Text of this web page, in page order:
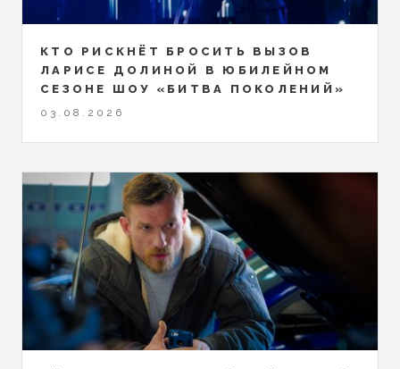
КТО РИСКНЁТ БРОСИТЬ ВЫЗОВ
ЛАРИСЕ ДОЛИНОЙ В ЮБИЛЕЙНОМ
СЕЗОНЕ ШОУ «БИТВА ПОКОЛЕНИЙ»
03.08.2026